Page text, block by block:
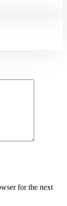
for the next